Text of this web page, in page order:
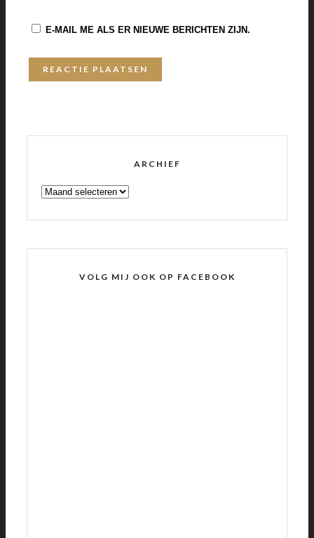
E-MAIL ME ALS ER NIEUWE BERICHTEN ZIJN.
ARCHIEF
ARCHIEF
VOLG MIJ OOK OP FACEBOOK